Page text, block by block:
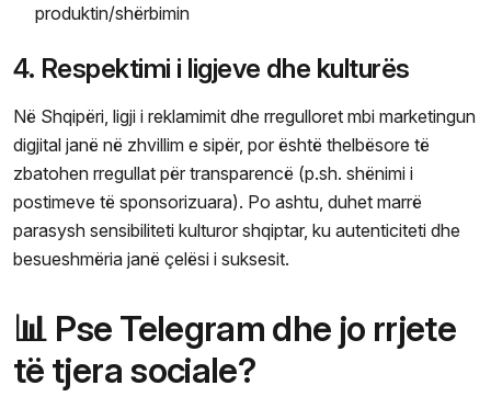
produktin/shërbimin
4. Respektimi i ligjeve dhe kulturës
Në Shqipëri, ligji i reklamimit dhe rregulloret mbi marketingun
digjital janë në zhvillim e sipër, por është thelbësore të
zbatohen rregullat për transparencë (p.sh. shënimi i
postimeve të sponsorizuara). Po ashtu, duhet marrë
parasysh sensibiliteti kulturor shqiptar, ku autenticiteti dhe
besueshmëria janë çelësi i suksesit.
📊 Pse Telegram dhe jo rrjete
të tjera sociale?